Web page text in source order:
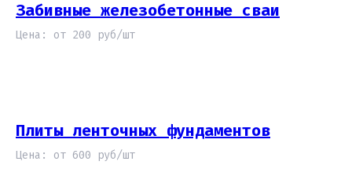
Забивные железобетонные сваи
Цена: от 200 руб/шт
Плиты ленточных фундаментов
Цена: от 600 руб/шт